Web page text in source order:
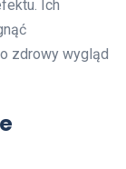
Ich
zdrowy wygląd